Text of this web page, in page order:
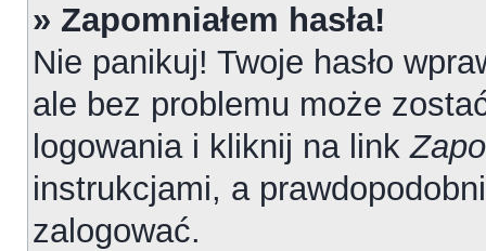
» Zapomniałem hasła!
Nie panikuj! Twoje hasło
ale bez problemu może
logowania i kliknij na link
instrukcjami, a
zalogować.